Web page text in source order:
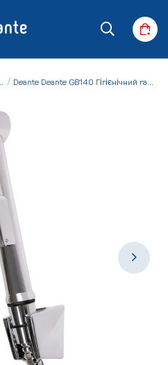
Deante Deante GB140 Гігієнічний гарнітур